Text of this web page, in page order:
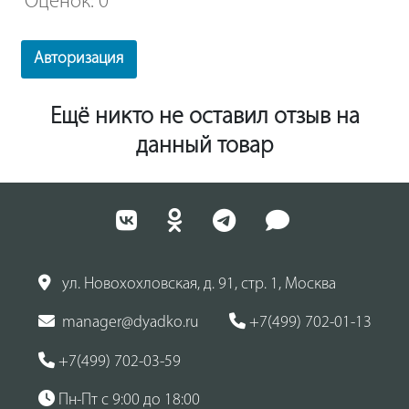
Авторизация
Ещё никто не оставил отзыв на
данный товар
ул. Новохохловская, д. 91, стр. 1, Москва
manager@dyadko.ru +7(499) 702-01-13
+7(499) 702-03-59
Пн-Пт с 9:00 до 18:00